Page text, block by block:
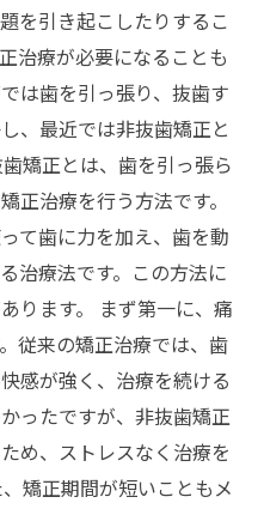
を引き起こしたりするこ
治療が必要になることも
は歯を引っ張り、抜歯す
、最近では非抜歯矯正と
矯正とは、歯を引っ張ら
正治療を行う方法です。
て歯に力を加え、歯を動
治療法です。この方法に
ります。 まず第一に、痛
従来の矯正治療では、歯
感が強く、治療を続ける
ったですが、非抜歯矯正
め、ストレスなく治療を
矯正期間が短いこともメ